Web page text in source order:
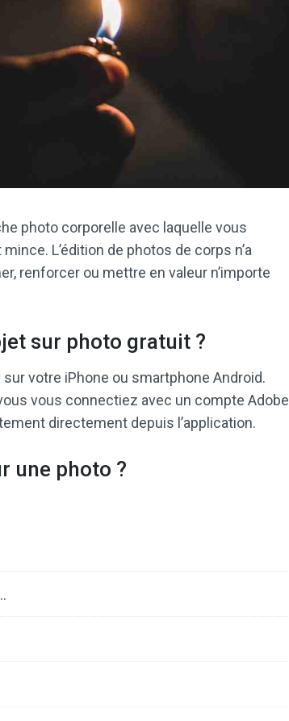
photo corporelle avec laquelle vous
L’édition de photos de corps n’a
renforcer ou mettre en valeur n’importe
sur photo gratuit ?
votre iPhone ou smartphone Android.
vous connectiez avec un compte Adobe
directement depuis l’application.
une photo ?